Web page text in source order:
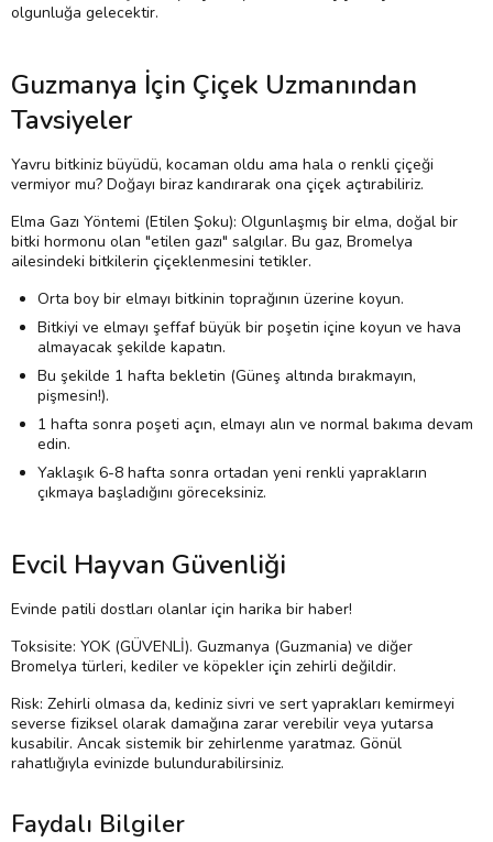
olgunluğa gelecektir.
Guzmanya İçin Çiçek Uzmanından
Tavsiyeler
Yavru bitkiniz büyüdü, kocaman oldu ama hala o renkli çiçeği
vermiyor mu? Doğayı biraz kandırarak ona çiçek açtırabiliriz.
Elma Gazı Yöntemi (Etilen Şoku): Olgunlaşmış bir elma, doğal bir
bitki hormonu olan "etilen gazı" salgılar. Bu gaz, Bromelya
ailesindeki bitkilerin çiçeklenmesini tetikler.
Orta boy bir elmayı bitkinin toprağının üzerine koyun.
Bitkiyi ve elmayı şeffaf büyük bir poşetin içine koyun ve hava
almayacak şekilde kapatın.
Bu şekilde 1 hafta bekletin (Güneş altında bırakmayın,
pişmesin!).
1 hafta sonra poşeti açın, elmayı alın ve normal bakıma devam
edin.
Yaklaşık 6-8 hafta sonra ortadan yeni renkli yaprakların
çıkmaya başladığını göreceksiniz.
Evcil Hayvan Güvenliği
Evinde patili dostları olanlar için harika bir haber!
Toksisite: YOK (GÜVENLİ). Guzmanya (Guzmania) ve diğer
Bromelya türleri, kediler ve köpekler için zehirli değildir.
Risk: Zehirli olmasa da, kediniz sivri ve sert yaprakları kemirmeyi
severse fiziksel olarak damağına zarar verebilir veya yutarsa
kusabilir. Ancak sistemik bir zehirlenme yaratmaz. Gönül
rahatlığıyla evinizde bulundurabilirsiniz.
Faydalı Bilgiler